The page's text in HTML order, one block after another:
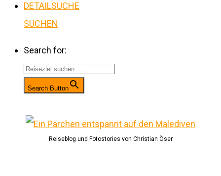
DETAILSUCHE
SUCHEN
Search for:
Search Button
Reiseblog und Fotostories von Christian Öser